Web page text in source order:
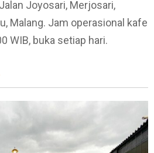
Joyosari, Merjosari,
Malang. Jam operasional kafe
WIB, buka setiap hari.